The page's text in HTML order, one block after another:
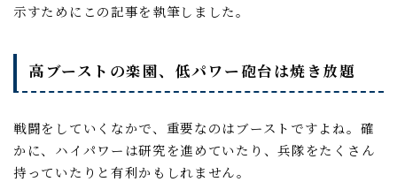
示すためにこの記事を執筆しました。
高ブーストの楽園、低パワー砲台は焼き放題
戦闘をしていくなかで、重要なのはブーストですよね。確
かに、ハイパワーは研究を進めていたり、兵隊をたくさん
持っていたりと有利かもしれません。